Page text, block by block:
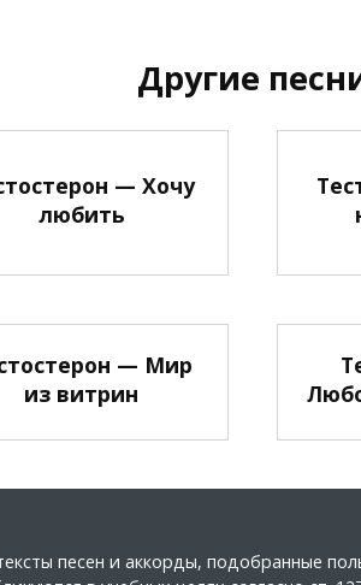
Другие
— Хочу
любить
— Мир
из витрин
песен и аккорды, подобранные